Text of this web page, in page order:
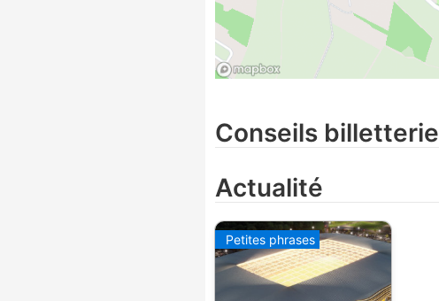
Conseils billetterie
Actualité
Petites phrases